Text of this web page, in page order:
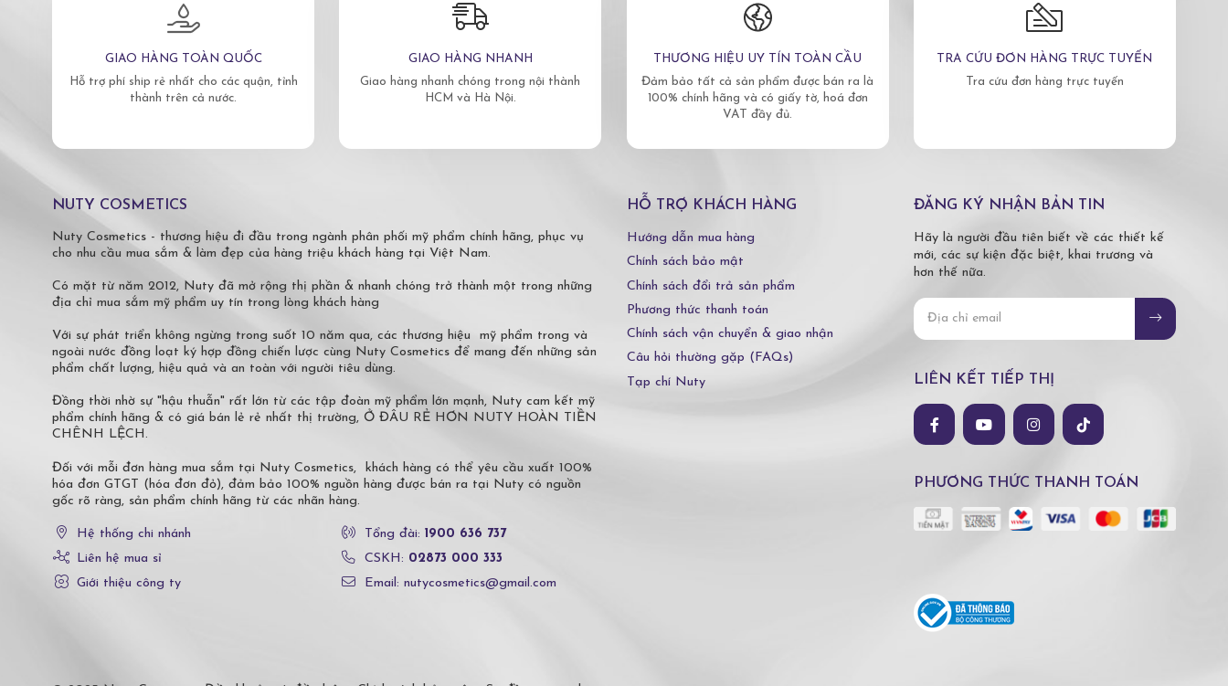
GIAO HÀNG TOÀN QUỐC
Hỗ trợ phí ship rẻ nhất cho các quận, tỉnh
thành trên cả nước.
GIAO HÀNG NHANH
Giao hàng nhanh chóng trong nội thành
HCM và Hà Nội.
THƯƠNG HIỆU UY TÍN TOÀN CẦU
Đảm bảo tất cả sản phẩm được bán ra là
100% chính hãng và có giấy tờ, hoá đơn
VAT đầy đủ.
TRA CỨU ĐƠN HÀNG TRỰC TUYẾN
Tra cứu đơn hàng trực tuyến
NUTY COSMETICS
Nuty Cosmetics - thương hiệu đi đầu trong ngành phân phối mỹ phẩm chính hãng, phục vụ
cho nhu cầu mua sắm & làm đẹp của hàng triệu khách hàng tại Việt Nam.
Có mặt từ năm 2012, Nuty đã mở rộng thị phần & nhanh chóng trở thành một trong những
địa chỉ mua sắm mỹ phẩm uy tín trong lòng khách hàng
Với sự phát triển không ngừng trong suốt 10 năm qua, các thương hiệu mỹ phẩm trong và
ngoài nước đồng loạt ký hợp đồng chiến lược cùng Nuty Cosmetics để mang đến những sản
phẩm chất lượng, hiệu quả và an toàn với người tiêu dùng.
Đồng thời nhờ sự "hậu thuẫn" rất lớn từ các tập đoàn mỹ phẩm lớn mạnh, Nuty cam kết mỹ
phẩm chính hãng & có giá bán lẻ rẻ nhất thị trường, Ở ĐÂU RẺ HƠN NUTY HOÀN TIỀN
CHÊNH LỆCH.
Đối với mỗi đơn hàng mua sắm tại Nuty Cosmetics, khách hàng có thể yêu cầu xuất 100%
hóa đơn GTGT (hóa đơn đỏ), đảm bảo 100% nguồn hàng được bán ra tại Nuty có nguồn
gốc rõ ràng, sản phẩm chính hãng từ các nhãn hàng.
Hệ thống chi nhánh
Liên hệ mua sỉ
Giới thiệu công ty
Tổng đài: 1900 636 737
CSKH: 02873 000 333
Email: nutycosmetics@gmail.com
HỖ TRỢ KHÁCH HÀNG
Hướng dẫn mua hàng
Chính sách bảo mật
Chính sách đổi trả sản phẩm
Phương thức thanh toán
Chính sách vận chuyển & giao nhận
Câu hỏi thường gặp (FAQs)
Tạp chí Nuty
ĐĂNG KÝ NHẬN BẢN TIN
Hãy là người đầu tiên biết về các thiết kế
mới, các sự kiện đặc biệt, khai trương và
hơn thế nữa.
LIÊN KẾT TIẾP THỊ
PHƯƠNG THỨC THANH TOÁN